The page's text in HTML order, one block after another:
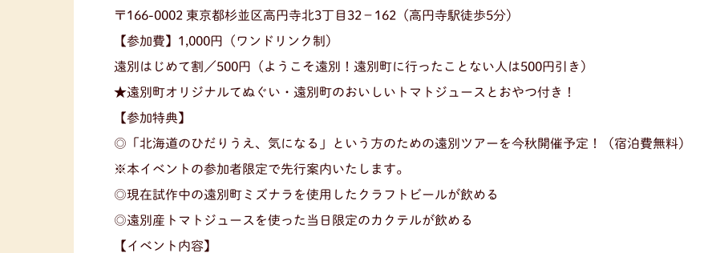
〒166-0002 東京都杉並区高円寺北3丁目32−162（高円寺駅徒歩5分）
【参加費】1,000円（ワンドリンク制）
遠別はじめて割／500円（ようこそ遠別！遠別町に行ったことない人は500円引き）
★遠別町オリジナルてぬぐい・遠別町のおいしいトマトジュースとおやつ付き！
【参加特典】
◎「北海道のひだりうえ、気になる」という方のための遠別ツアーを今秋開催予定！（宿泊費無料）
※本イベントの参加者限定で先行案内いたします。
◎現在試作中の遠別町ミズナラを使用したクラフトビールが飲める
◎遠別産トマトジュースを使った当日限定のカクテルが飲める
【イベント内容】